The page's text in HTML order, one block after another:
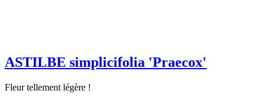
ASTILBE simplicifolia 'Praecox'
Fleur tellement légère !